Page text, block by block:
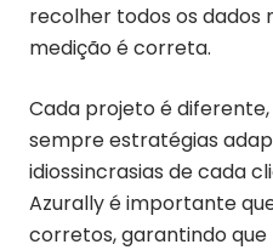
recolher todos os dados
medição é correta.
Cada projeto é
sempre estratégias
idiossincrasias de cada
Azurally é importante
corretos, garantindo